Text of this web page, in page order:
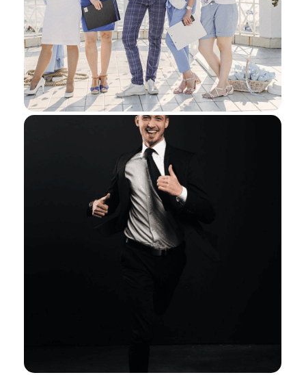
Я даю согласие ООО «Империя-Сочи» на обработку моих
персональных данных в целях рассмотрения моего
обращения согласно
Политике обработки персональных
данныхиСогласию на обработку персональных данных.